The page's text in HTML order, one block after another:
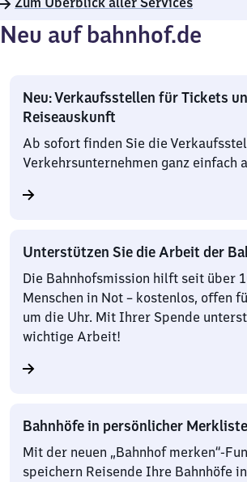
Neu auf bahnhof.de
Neu: Verkaufsstellen für Tickets
Reiseauskunft
Ab sofort finden Sie die
Verkehrsunternehmen ganz einfach
Unterstützen Sie die Arbeit der
Die Bahnhofsmission hilft seit über
Menschen in Not – kostenlos, offen
um die Uhr. Mit Ihrer Spende
wichtige Arbeit!
Bahnhöfe in persönlicher
Mit der neuen „Bahnhof merken“-
speichern Reisende Ihre Bahnhöfe